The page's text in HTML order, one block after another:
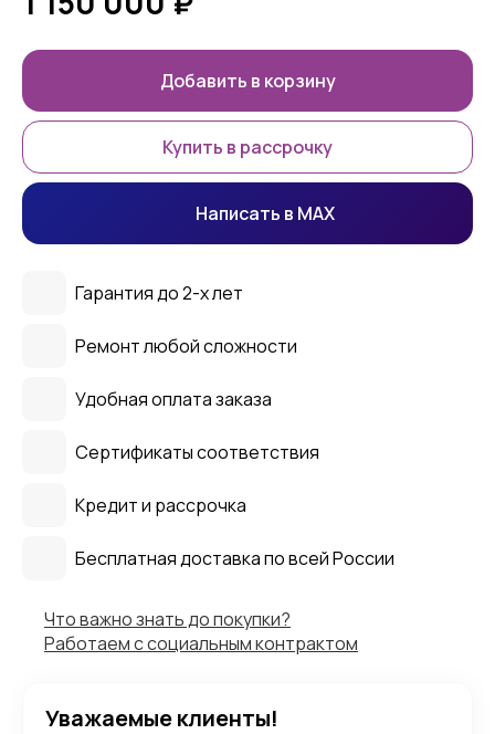
Добавить в корзину
Купить в рассрочку
Написать в MAX
Гарантия до 2-х лет
Ремонт любой сложности
Удобная оплата заказа
Сертификаты соответствия
Кредит и рассрочка
Бесплатная доставка по всей России
Что важно знать до покупки?
Работаем с социальным контрактом
Уважаемые клиенты!